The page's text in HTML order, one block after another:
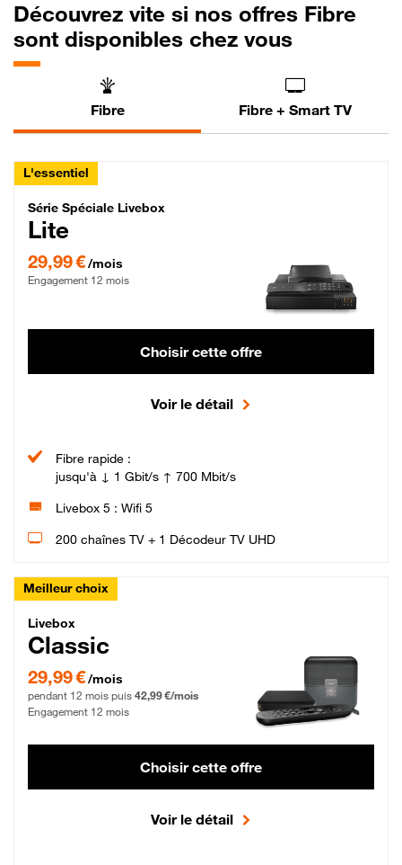
Découvrez vite si nos offres Fibre
sont disponibles chez vous
Fibre Fibre + Smart TV
L'essentiel
Série Spéciale Livebox Lite Fibre
Série Spéciale Livebox
Lite
29,99 €/mois
Engagement 12 mois
Choisir cette offre
Voir le détail
Fibre rapide :
jusqu'à ↓ 1 Gbit/s ↑ 700 Mbit/s
Livebox 5 : Wifi 5
200 chaînes TV + 1 Décodeur TV UHD
Meilleur choix
Livebox Classic Fibre
Livebox
Classic
29,99 € par mois pendant 12 mois puis 42,99 € par mois, Engagement 12 mois
29,99 €/mois
pendant 12 mois puis 42,99 €/mois
Engagement 12 mois
Choisir cette offre
Voir le détail